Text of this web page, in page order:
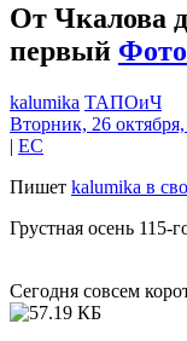
От Чкалова
первый Фото
kalumika ТАПОиЧ
Вторник, 26
| EC
Пишет kalumika в
Грустная осень 115-
Сегодня совсем